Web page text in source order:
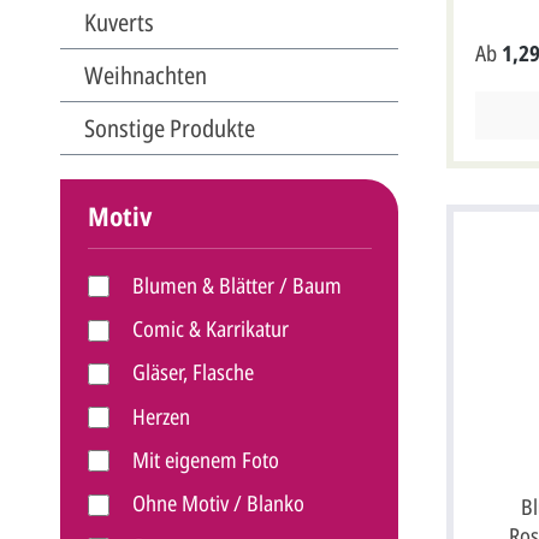
Kuverts
Weihnachten
Sonstige Produkte
Motiv
Blumen & Blätter / Baum
Comic & Karrikatur
Gläser, Flasche
Herzen
Mit eigenem Foto
Ohne Motiv / Blanko
wird ein
ein
über
Ab